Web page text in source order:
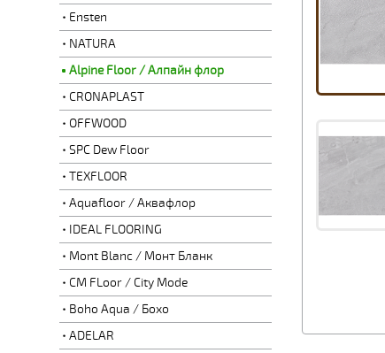
Ensten
NATURA
Alpine Floor / Алпайн флор
CRONAPLAST
OFFWOOD
SPC Dew Floor
TEXFLOOR
Aquafloor / Аквафлор
IDEAL FLOORING
Mont Blanc / Монт Бланк
CM FLoor / City Mode
Boho Aqua / Бохо
ADELAR